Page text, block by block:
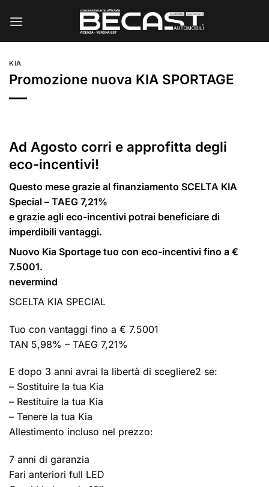
KIA
Promozione nuova KIA SPORTAGE
Ad Agosto corri e approfitta degli
eco-incentivi!
Questo mese grazie al finanziamento SCELTA KIA
Special – TAEG 7,21%
e grazie agli eco-incentivi potrai beneficiare di
imperdibili vantaggi.
Nuovo Kia Sportage tuo con eco-incentivi fino a €
7.5001.
nevermind
SCELTA KIA SPECIAL
Tuo con vantaggi fino a € 7.5001
TAN 5,98% – TAEG 7,21%
E dopo 3 anni avrai la libertà di scegliere2 se:
– Sostituire la tua Kia
– Restituire la tua Kia
– Tenere la tua Kia
Allestimento incluso nel prezzo:
7 anni di garanzia
Fari anteriori full LED